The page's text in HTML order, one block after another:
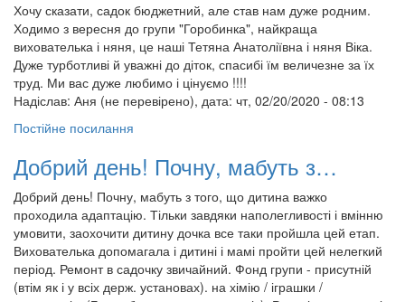
Хочу сказати, садок бюджетний, але став нам дуже родним.
Ходимо з вересня до групи "Горобинка", найкраща
вихователька і няня, це наші Тетяна Анатоліївна і няня Віка.
Дуже турботливі й уважні до діток, спасибі їм величезне за їх
труд. Ми вас дуже любимо і цінуємо !!!!
Надіслав: Аня (не перевірено), дата: чт, 02/20/2020 - 08:13
Постійне посилання
Добрий день! Почну, мабуть з…
Добрий день! Почну, мабуть з того, що дитина важко
проходила адаптацію. Тільки завдяки наполегливості і вмінню
умовити, заохочити дитину дочка все таки пройшла цей етап.
Вихователька допомагала і дитині і мамі пройти цей нелегкий
період. Ремонт в садочку звичайний. Фонд групи - присутній
(втім як і у всіх держ. установах). на хімію / іграшки /